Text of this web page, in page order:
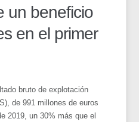
un beneficio
en el primer
bruto de explotación
de 991 millones de euros
2019, un 30% más que el